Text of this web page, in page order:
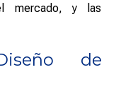
mercado, y las
de